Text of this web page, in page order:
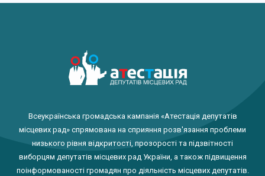
Всеукраїнська громадська кампанія «Атестація депутатів
місцевих рад» спрямована на сприяння розв'язання проблеми
низького рівня відкритості, прозорості та підзвітності
виборцям депутатів місцевих рад України, а також підвищення
поінформованості громадян про діяльність місцевих депутатів.